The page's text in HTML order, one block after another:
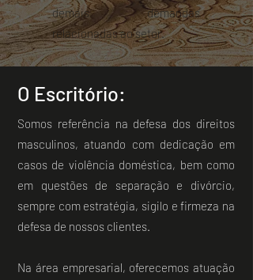
demais demandas
relacionadas ao setor.
O Escritório:
Somos referência na defesa dos direitos
masculinos, atuando com dedicação em
casos de violência doméstica, bem como
em questões de separação e divórcio,
sempre com estratégia, sigilo e firmeza na
defesa de nossos clientes.
Na área empresarial, oferecemos atuação